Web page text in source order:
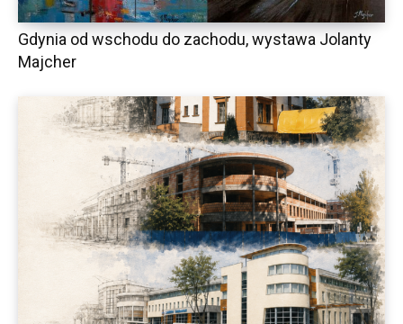
Gdynia od wschodu do zachodu, wystawa Jolanty
Majcher